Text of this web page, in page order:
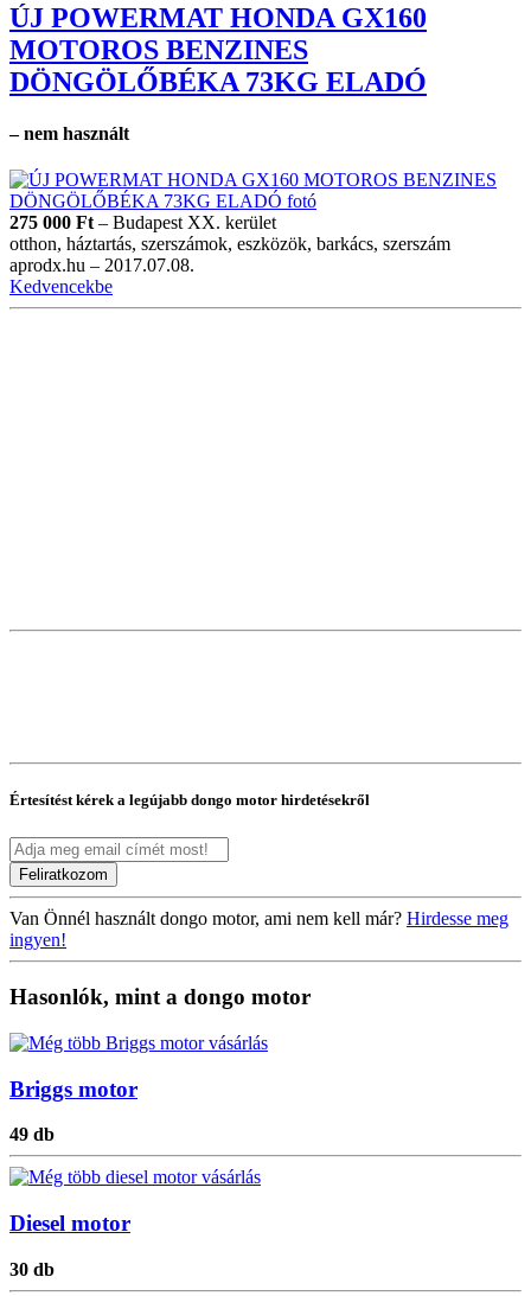
ÚJ POWERMAT HONDA GX160
MOTOROS BENZINES
DÖNGÖLŐBÉKA 73KG ELADÓ
– nem használt
275 000 Ft – Budapest XX. kerület
otthon, háztartás, szerszámok, eszközök, barkács, szerszám
aprodx.hu – 2017.07.08.
Kedvencekbe
Értesítést kérek a legújabb dongo motor hirdetésekről
Van Önnél használt dongo motor, ami nem kell már? Hirdesse meg
ingyen!
Hasonlók, mint a dongo motor
Briggs motor
49 db
Diesel motor
30 db